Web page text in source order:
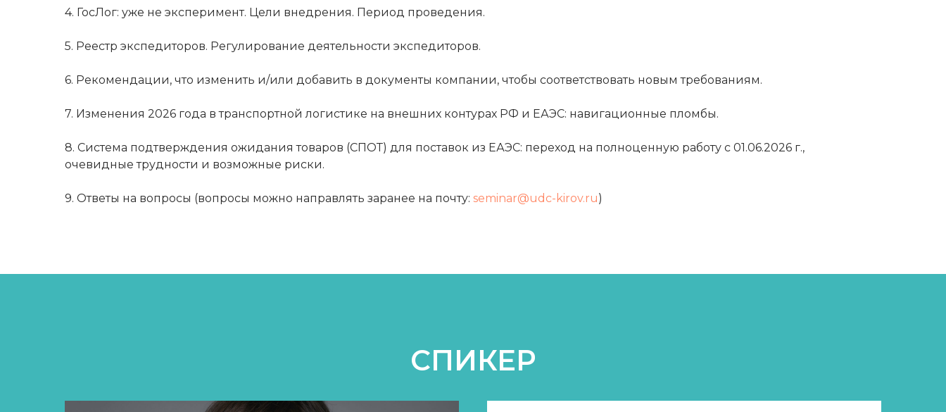
4. ГосЛог: уже не эксперимент. Цели внедрения. Период проведения.
5. Реестр экспедиторов. Регулирование деятельности экспедиторов.
6. Рекомендации, что изменить и/или добавить в документы компании, чтобы соответствовать новым требованиям.
7. Изменения 2026 года в транспортной логистике на внешних контурах РФ и ЕАЭС: навигационные пломбы.
8. Система подтверждения ожидания товаров (СПОТ) для поставок из ЕАЭС: переход на полноценную работу с 01.06.2026 г.,
очевидные трудности и возможные риски.
9. Ответы на вопросы (вопросы можно направлять заранее на почту: seminar@udc-kirov.ru)
СПИКЕР